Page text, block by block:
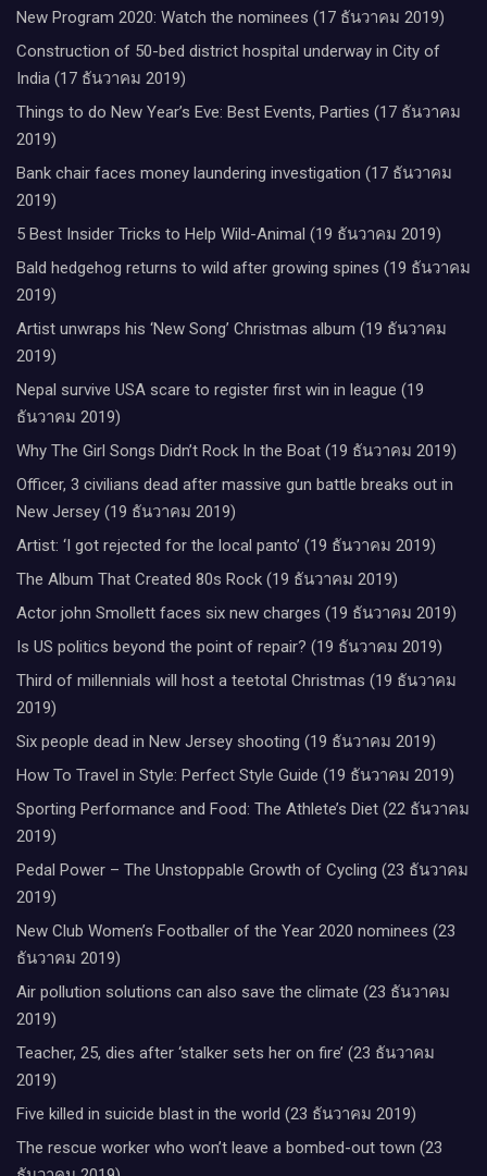
New Program 2020: Watch the nominees (17 ธันวาคม 2019)
Construction of 50-bed district hospital underway in City of
India (17 ธันวาคม 2019)
Things to do New Year’s Eve: Best Events, Parties (17 ธันวาคม
2019)
Bank chair faces money laundering investigation (17 ธันวาคม
2019)
5 Best Insider Tricks to Help Wild-Animal (19 ธันวาคม 2019)
Bald hedgehog returns to wild after growing spines (19 ธันวาคม
2019)
Artist unwraps his ‘New Song’ Christmas album (19 ธันวาคม
2019)
Nepal survive USA scare to register first win in league (19
ธันวาคม 2019)
Why The Girl Songs Didn’t Rock In the Boat (19 ธันวาคม 2019)
Officer, 3 civilians dead after massive gun battle breaks out in
New Jersey (19 ธันวาคม 2019)
Artist: ‘I got rejected for the local panto’ (19 ธันวาคม 2019)
The Album That Created 80s Rock (19 ธันวาคม 2019)
Actor john Smollett faces six new charges (19 ธันวาคม 2019)
Is US politics beyond the point of repair? (19 ธันวาคม 2019)
Third of millennials will host a teetotal Christmas (19 ธันวาคม
2019)
Six people dead in New Jersey shooting (19 ธันวาคม 2019)
How To Travel in Style: Perfect Style Guide (19 ธันวาคม 2019)
Sporting Performance and Food: The Athlete’s Diet (22 ธันวาคม
2019)
Pedal Power – The Unstoppable Growth of Cycling (23 ธันวาคม
2019)
New Club Women’s Footballer of the Year 2020 nominees (23
ธันวาคม 2019)
Air pollution solutions can also save the climate (23 ธันวาคม
2019)
Teacher, 25, dies after ‘stalker sets her on fire’ (23 ธันวาคม
2019)
Five killed in suicide blast in the world (23 ธันวาคม 2019)
The rescue worker who won’t leave a bombed-out town (23